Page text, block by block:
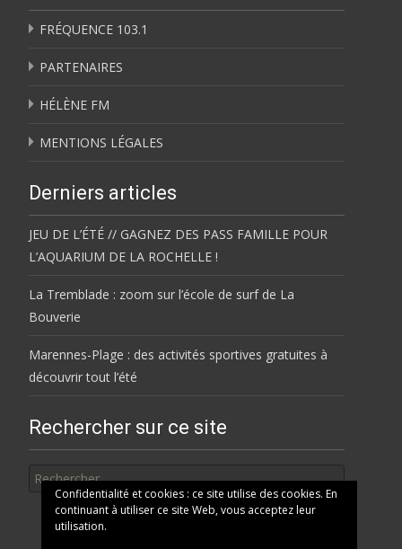
FRÉQUENCE 103.1
PARTENAIRES
HÉLÈNE FM
MENTIONS LÉGALES
Derniers articles
JEU DE L’ÉTÉ // GAGNEZ DES PASS FAMILLE POUR
L’AQUARIUM DE LA ROCHELLE !
La Tremblade : zoom sur l’école de surf de La
Bouverie
Marennes-Plage : des activités sportives gratuites à
découvrir tout l’été
Rechercher sur ce site
Confidentialité et cookies : ce site utilise des cookies. En
continuant à utiliser ce site Web, vous acceptez leur
utilisation.